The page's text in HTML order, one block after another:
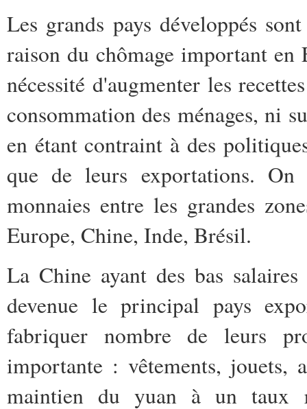
Les grands pays développés
raison du chômage important
nécessité d'augmenter les
consommation des ménages, ni
en étant contraint à des
que de leurs exportations.
monnaies entre les grandes
Europe, Chine, Inde, Brésil.
La Chine ayant des bas
devenue le principal pays
fabriquer nombre de leurs
importante : vêtements, jouets,
maintien du yuan à un taux